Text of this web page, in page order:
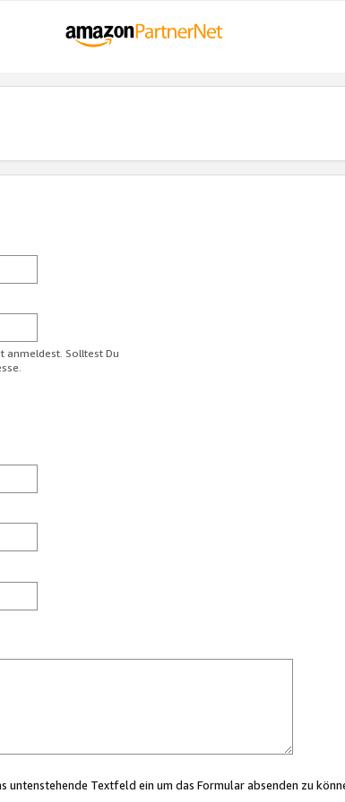
anmeldest. Solltest Du
Textfeld ein um das Formular absenden zu